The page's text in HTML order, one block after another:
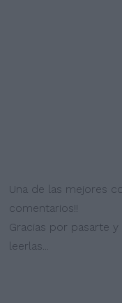
Una de las mejores
comentarios!!
Gracias por pasarte
leerlas...